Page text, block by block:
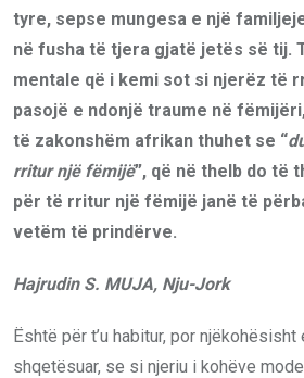
tyre, sepse mungesa e një
në fusha të tjera gjatë jetës së tij.
mentale që i kemi sot si njerëz të
pasojë e ndonjë traume në
të zakonshëm afrikan thuhet se “
rritur një fëmijë”, që në thelb do të
për të rritur një fëmijë janë të
vetëm të prindërve.
Hajrudin S. MUJA, Nju-Jork
Është për t’u habitur, por njëkohësisht
shqetësuar, se si njeriu i kohëve